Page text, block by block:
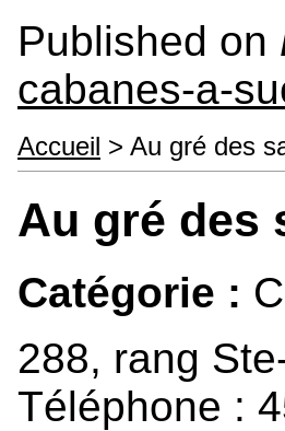
Published on
cabanes-a-
Accueil > Au gré des
Au gré des
Catégorie :
288, rang
Téléphone :